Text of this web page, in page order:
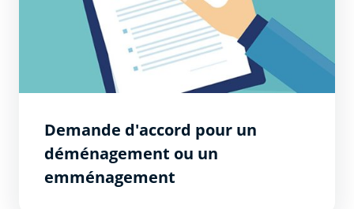
Demande d'accord pour un
déménagement ou un
emménagement